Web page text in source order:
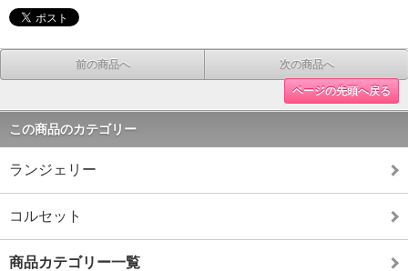
前の商品へ 次の商品へ
ページの先頭へ戻る
この商品のカテゴリー
ランジェリー
コルセット
商品カテゴリー一覧